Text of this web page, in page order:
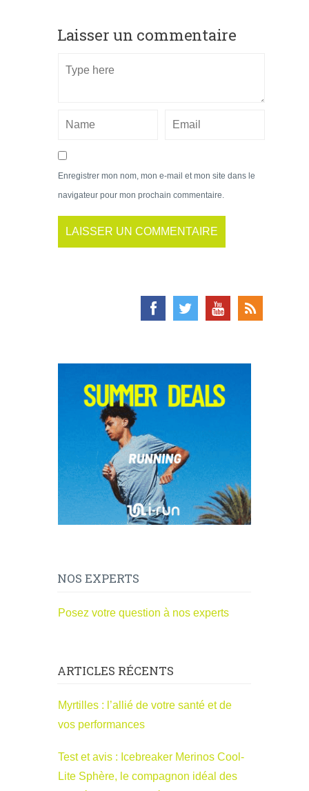
Laisser un commentaire
Enregistrer mon nom, mon e-mail et mon site dans le
navigateur pour mon prochain commentaire.
NOS EXPERTS
Posez votre question à nos experts
ARTICLES RÉCENTS
Myrtilles : l’allié de votre santé et de
vos performances
Test et avis : Icebreaker Merinos Cool-
Lite Sphère, le compagnon idéal des